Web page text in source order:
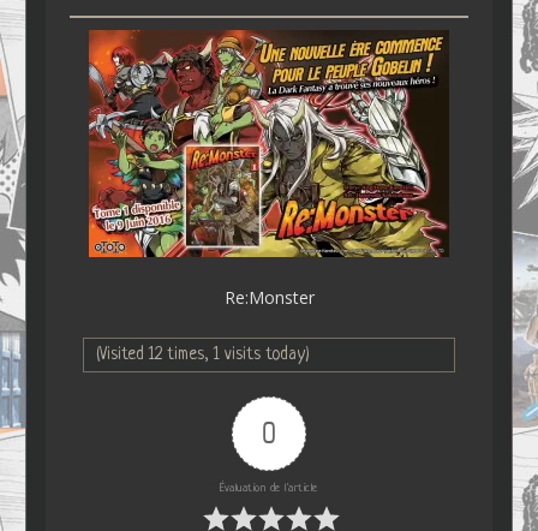
Re:Monster
(Visited 12 times, 1 visits today)
0
Évaluation de l'article